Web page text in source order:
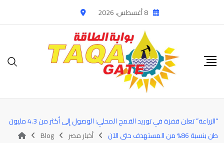
to
8 أغسطس، 2026
“الزراعة” تعلن قفزة في توريد القمح المحلي: الوصول إلى أكثر من 4.3 مليون
طن بنسبة 86% من المستهدف حتى الآن
أخبار مصر
Blog